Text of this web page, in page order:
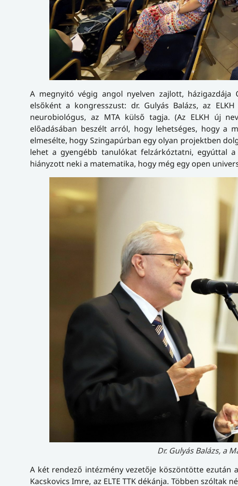
A megnyitó végig angol nyelven zajlott, házigazdája
elsőként a kongresszust: dr. Gulyás Balázs, az
neurobiológus, az MTA külső tagja. (Az ELKH új
előadásában beszélt arról, hogy lehetséges, hogy a
elmesélte, hogy Szingapúrban egy olyan projektben
lehet a gyengébb tanulókat felzárkóztatni, egyúttal
hiányzott neki a matematika, hogy még egy open
Dr. Gulyás Balázs, a
A két rendező intézmény vezetője köszöntötte ezután
Kacskovics Imre, az ELTE TTK dékánja. Többen